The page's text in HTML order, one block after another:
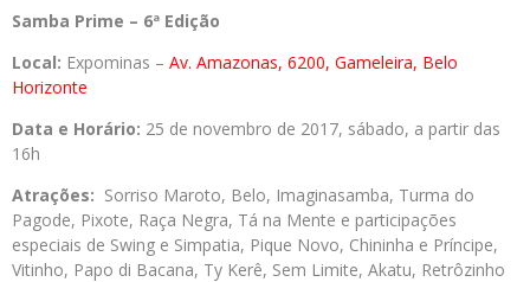
Samba Prime – 6ª Edição
Local: Expominas – Av. Amazonas, 6200, Gameleira, Belo
Horizonte
Data e Horário: 25 de novembro de 2017, sábado, a partir das
16h
Atrações: Sorriso Maroto, Belo, Imaginasamba, Turma do
Pagode, Pixote, Raça Negra, Tá na Mente e participações
especiais de Swing e Simpatia, Pique Novo, Chininha e Príncipe,
Vitinho, Papo di Bacana, Ty Kerê, Sem Limite, Akatu, Retrôzinho